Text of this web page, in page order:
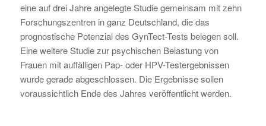
eine auf drei Jahre angelegte Studie gemeinsam mit zehn
Forschungszentren in ganz Deutschland, die das
prognostische Potenzial des GynTect-Tests belegen soll.
Eine weitere Studie zur psychischen Belastung von
Frauen mit auffälligen Pap- oder HPV-Testergebnissen
wurde gerade abgeschlossen. Die Ergebnisse sollen
voraussichtlich Ende des Jahres veröffentlicht werden.